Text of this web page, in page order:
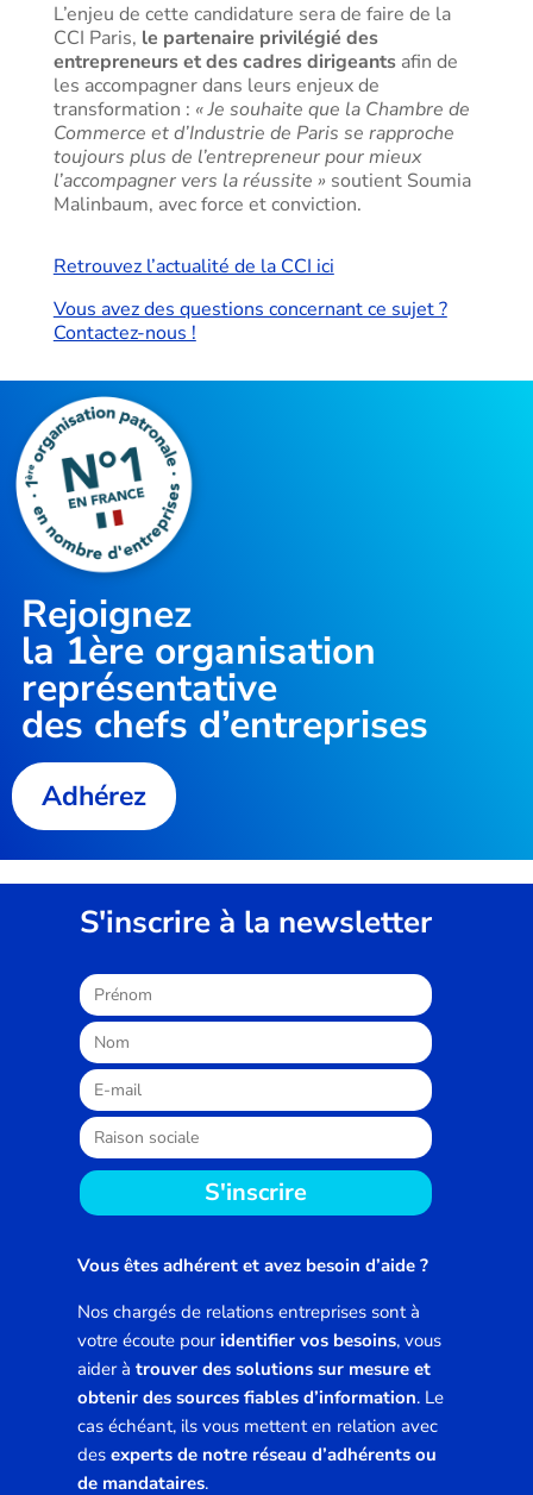
L’enjeu de cette candidature sera de faire de la
CCI Paris, le partenaire privilégié des
entrepreneurs et des cadres dirigeantsafin de
les accompagner dans leurs enjeux de
transformation : « Je souhaite que la Chambre de
Commerce et d’Industrie de Paris se rapproche
toujours plus de l’entrepreneur pour mieux
l’accompagner vers la réussite » soutient Soumia
Malinbaum, avec force et conviction.
Retrouvez l’actualité de la CCI ici
Vous avez des questions concernant ce sujet ?
Contactez-nous !
Rejoignez
la 1ère organisation
représentative
des chefs d’entreprises
Adhérez
S'inscrire à la newsletter
S'inscrire
Vous êtes adhérent et avez besoin d’aide ?
Nos chargés de relations entreprises sont à
votre écoute pouridentifier vos besoins, vous
aider à trouver des solutions sur mesure et
obtenir des sources fiables d’information. Le
cas échéant, ils vous mettent en relation avec
des experts de notre réseau d’adhérents ou
de mandataires.